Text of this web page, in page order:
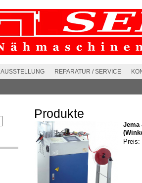
AUSSTELLUNG REPARATUR / SERVICE
Produkte
Jema
Preis: